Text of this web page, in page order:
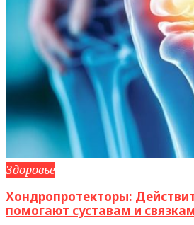
Здоровье
Хондропротекторы:
помогают суставам и